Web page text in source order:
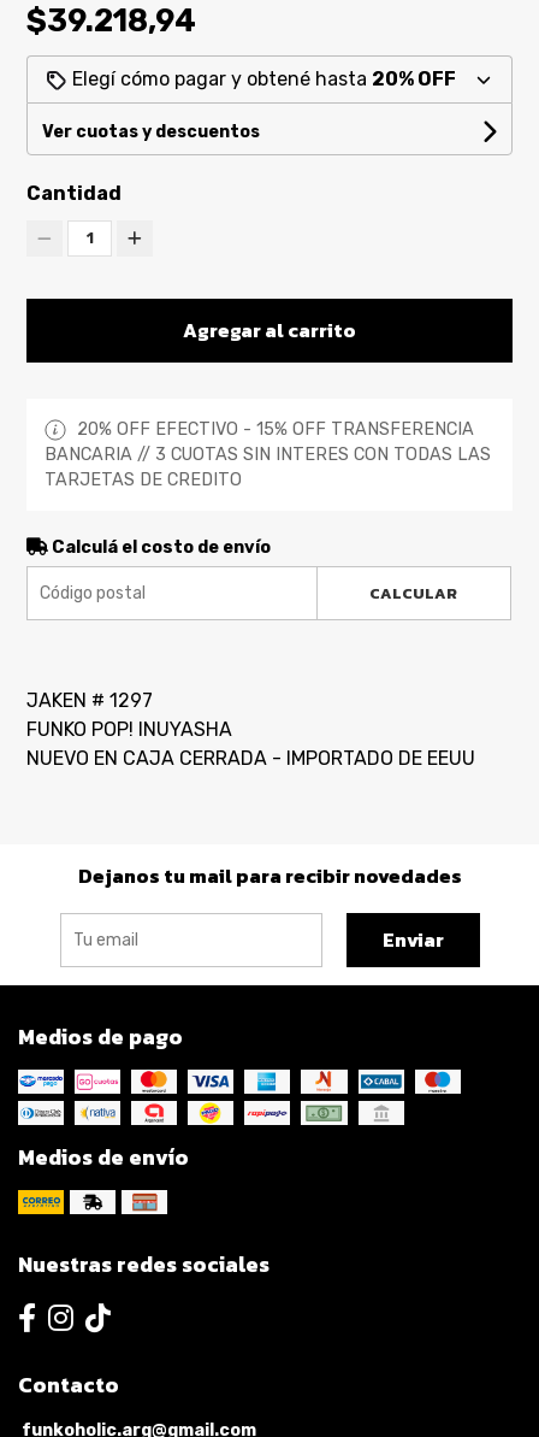
$39.218,94
Elegí cómo pagar y obtené hasta 20% OFF
Ver cuotas y descuentos
Cantidad
1
Agregar al carrito
20% OFF EFECTIVO - 15% OFF TRANSFERENCIA
BANCARIA // 3 CUOTAS SIN INTERES CON TODAS LAS
TARJETAS DE CREDITO
Calculá el costo de envío
CALCULAR
JAKEN # 1297
FUNKO POP! INUYASHA
NUEVO EN CAJA CERRADA - IMPORTADO DE EEUU
Dejanos tu mail para recibir novedades
Enviar
Medios de pago
Medios de envío
Nuestras redes sociales
Contacto
funkoholic.arg@gmail.com